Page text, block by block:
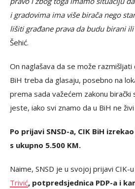
i gradovima ima više birača nego
lišiti građane prava da budu birani
Šehić.
On naglašava da se može razmišljati
BiH treba da glasaju, posebno na
prema sada važećem zakonu birački
jeste, iako svi znamo da u BiH ne
Po prijavi SNSD-a, CIK BiH
s ukupno 5.500 KM.
Naime, SNSD je u svojoj prijavi CIK-
Trivić, potpredsjednica PDP-a i